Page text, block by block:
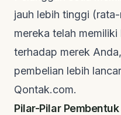
jauh lebih tinggi
mereka telah
terhadap merek
pembelian lebih
Qontak.com.
Pilar-Pilar